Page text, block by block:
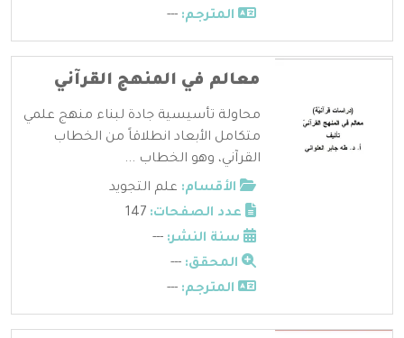
المترجم: ---
معالم في المنهج القرآني
محاولة تأسيسية جادة لبناء منهج علمي
متكامل الأبعاد انطلاقاً من الخطاب
القرآني، وهو الخطاب ...
الأقسام: علم التجويد
عدد الصفحات:
سنة النشر: ---
المحقق: ---
المترجم: ---